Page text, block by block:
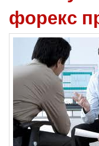
форекс